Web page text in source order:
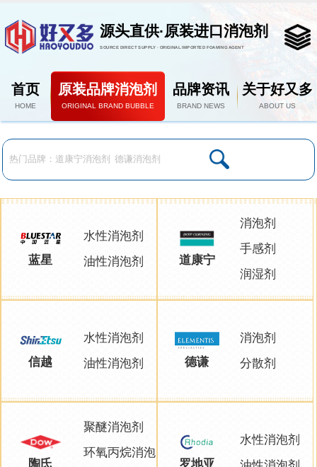
源头直供·原装进口消泡剂
SOURCE DIRECT SUPPLY · ORIGINAL IMPORTED FOAMING AGENT
首页
HOME
原装品牌消泡剂
ORIGINAL BRAND BUBBLE
品牌资讯
BRAND NEWS
关于好又多
ABOUT US
蓝星
水性消泡剂
油性消泡剂
道康宁
消泡剂
手感剂
润湿剂
信越
水性消泡剂
油性消泡剂
德谦
消泡剂
分散剂
陶氏
聚醚消泡剂
环氧丙烷消泡
罗地亚
水性消泡剂